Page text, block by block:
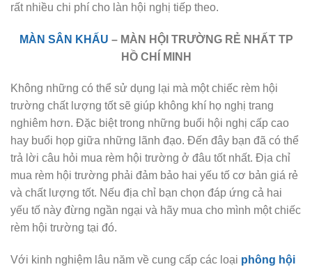
rất nhiều chi phí cho làn hội nghị tiếp theo.
MÀN SÂN KHẤU – MÀN HỘI TRƯỜNG RẺ NHẤT TP
HỒ CHÍ MINH
Không những có thể sử dụng lại mà một chiếc rèm hội
trường chất lượng tốt sẽ giúp không khí họ nghị trang
nghiêm hơn. Đặc biệt trong những buổi hội nghị cấp cao
hay buổi họp giữa những lãnh đạo. Đến đây bạn đã có thể
trả lời câu hỏi mua rèm hội trường ở đâu tốt nhất. Địa chỉ
mua rèm hội trường phải đảm bảo hai yếu tố cơ bản giá rẻ
và chất lượng tốt. Nếu địa chỉ bạn chọn đáp ứng cả hai
yếu tố này đừng ngần ngại và hãy mua cho mình một chiếc
rèm hội trường tại đó.
Với kinh nghiệm lâu năm về cung cấp các loại phông hội